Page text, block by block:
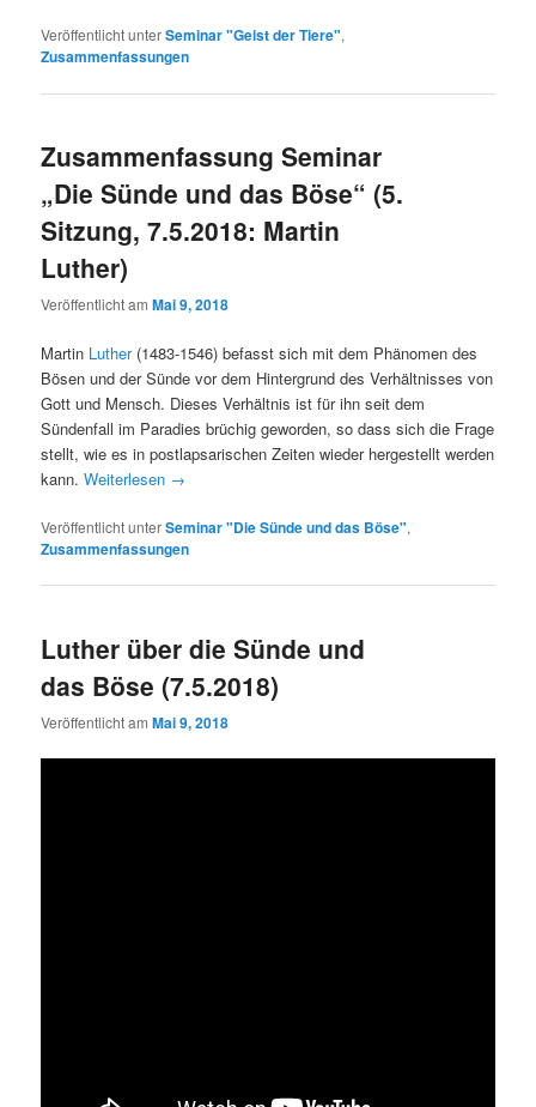
Veröffentlicht unterSeminar "Geist der Tiere",
Zusammenfassungen
Zusammenfassung Seminar
„Die Sünde und das Böse“ (5.
Sitzung, 7.5.2018: Martin
Luther)
Veröffentlicht amMai 9, 2018
Martin Luther(1483-1546) befasst sich mit dem Phänomen des
Bösen und der Sünde vor dem Hintergrund des Verhältnisses von
Gott und Mensch. Dieses Verhältnis ist für ihn seit dem
Sündenfall im Paradies brüchig geworden, so dass sich die Frage
stellt, wie es in postlapsarischen Zeiten wieder hergestellt werden
kann.Weiterlesen →
Veröffentlicht unterSeminar "Die Sünde und das Böse",
Zusammenfassungen
Luther über die Sünde und
das Böse (7.5.2018)
Veröffentlicht amMai 9, 2018